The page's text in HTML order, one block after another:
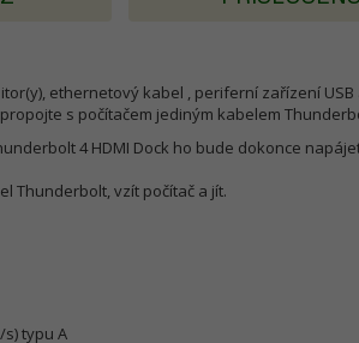
ethernetový kabel , periferní zařízení USB
s počítačem jediným kabelem
4 HDMI Dock ho bude dokonce
Thunderbolt, vzít počítač a jít.
s) typu A